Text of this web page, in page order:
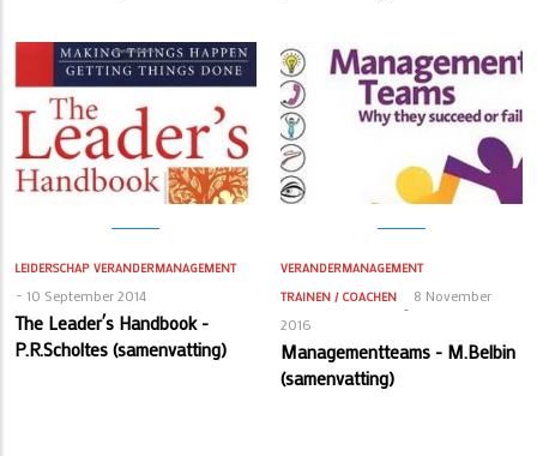
LEIDERSCHAP VERANDERMANAGEMENT
10 September 2014
The Leader´s Handbook -
P.R.Scholtes (samenvatting)
VERANDERMANAGEMENT
TRAINEN / COACHEN
8 November
2016
Managementteams - M.Belbin
(samenvatting)